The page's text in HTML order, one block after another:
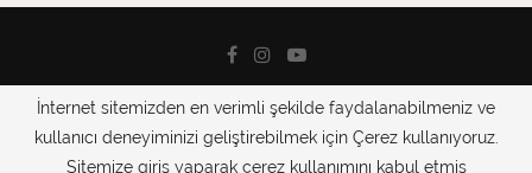
@2019 From GeziGünlüklerimiz Wıih Love
İnternet sitemizden en verimli şekilde faydalanabilmeniz ve
kullanıcı deneyiminizi geliştirebilmek için Çerez kullanıyoruz.
Sitemize giriş yaparak çerez kullanımını kabul etmiş